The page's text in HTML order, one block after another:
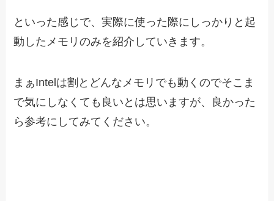
といった感じで、実際に使った際にしっかりと起
動したメモリのみを紹介していきます。
まぁIntelは割とどんなメモリでも動くのでそこま
で気にしなくても良いとは思いますが、良かった
ら参考にしてみてください。